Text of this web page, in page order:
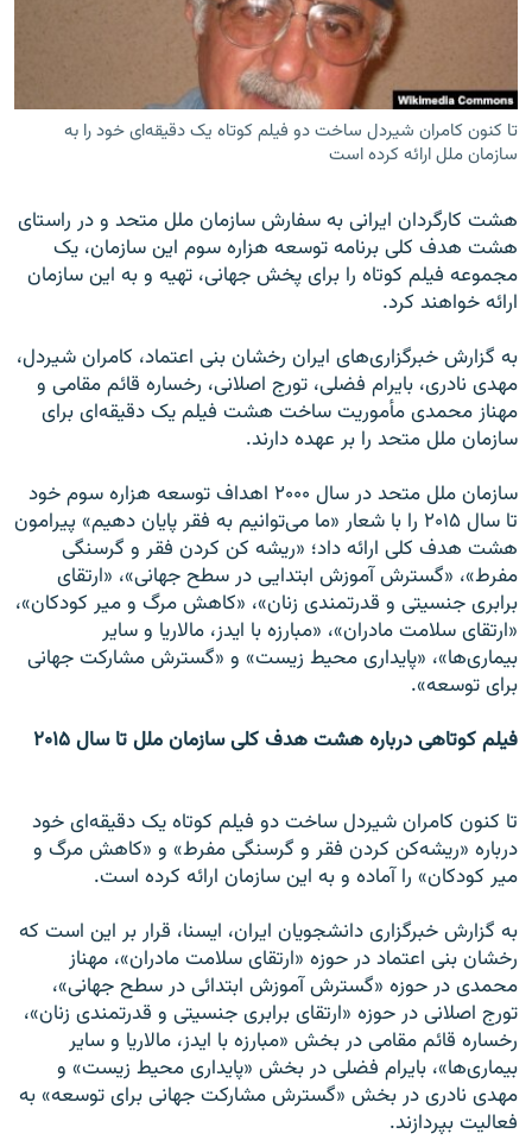
زبان‌های دیگر
تا کنون کامران شیردل ساخت دو فیلم کوتاه یک دقیقه‌ای خود را به
سازمان ملل ارائه کرده است
هشت کارگردان ایرانی به سفارش سازمان ملل متحد و در راستای
هشت هدف کلی برنامه توسعه هزاره سوم این سازمان، یک
مجموعه فیلم کوتاه را برای پخش جهانی، تهیه و به این سازمان
ارائه خواهند کرد.
به گزارش خبرگزاری‌های ایران رخشان بنی اعتماد، کامران شیردل،
مهدی نادری، بایرام فضلی، تورج اصلانی، رخساره قائم مقامی و
مهناز محمدی مأموریت ساخت هشت فیلم یک دقیقه‌ای برای
سازمان ملل متحد را بر عهده دارند.
سازمان ملل متحد در سال ۲۰۰۰ اهداف توسعه‌ هزاره سوم خود
تا سال ۲۰۱۵ را با شعار «ما می‌توانیم به فقر پایان دهیم» پیرامون
هشت هدف کلی ارائه داد؛ «ریشه کن کردن فقر و گرسنگی
مفرط»، «گسترش آموزش ابتدایی در سطح جهانی»، «ارتقای
برابری جنسیتی و قدرتمندی زنان»، «کاهش مرگ و میر کودکان»،
«ارتقای سلامت مادران»، «مبارزه با ایدز، مالاریا و سایر
بیماری‌ها»، «پایداری محیط زیست» و «گسترش مشارکت جهانی
برای توسعه».
فیلم کوتاهی درباره هشت هدف کلی سازمان ملل تا سال ۲۰۱۵
تا کنون کامران شیردل ساخت دو فیلم کوتاه یک دقیقه‌ای خود
درباره «ریشه‌کن کردن فقر و گرسنگی مفرط» و «کاهش مرگ و
میر کودکان» را آماده و به این سازمان ارائه کرده است.
به گزارش خبرگزاری دانشجویان ایران، ایسنا، قرار بر این است که
رخشان بنی اعتماد در حوزه «ارتقای سلامت مادران»، مهناز
محمدی در حوزه «گسترش آموزش ابتدائی در سطح جهانی»،
تورج اصلانی در حوزه «ارتقای برابری جنسیتی و قدرتمندی زنان»،
رخساره قائم مقامی در بخش «مبارزه با ایدز، مالاریا و سایر
بیماری‌ها»، بایرام فضلی در بخش «پایداری محیط زیست» و
مهدی نادری در بخش «گسترش مشارکت جهانی برای توسعه» به
فعالیت بپردازند.